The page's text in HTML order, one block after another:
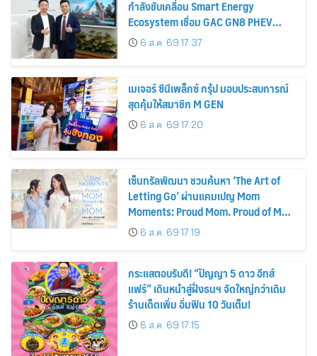
6 ส.ค. 69 17:20
เซ็นทรัลพัฒนา ชวนค้นหา ‘The Art of
Letting Go’ ผ่านแคมเปญ Mom
Moments: Proud Mom. Proud of My
Mom.6 ส.ค. 69 17:19
กระแสตอบรับดี! “ปัญญา 5 ดาว อีทส์
แฟร์” เดินหน้าสู่ฝั่งธนฯ จัดใหญ่กว่าเดิม
ร้านเด็ดเพิ่ม อิ่มฟิน 10 วันเต็ม!
6 ส.ค. 69 17:15
จักรวาลสะเทือน! 77 สาวงาม
“MUT2026” ตบเท้ารายงานตัวเข้ากองฯ